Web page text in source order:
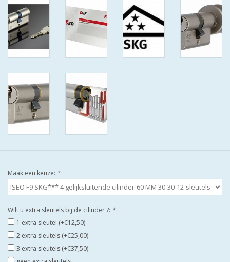
GEWONE SLEUTEL SKG***
ISEO F9 ANTIKERNTREK IN
IEDERE GEWENSTE MAAT MET
CERTIFICAAT SKG***
BOLD ELECTRONISCHE
CILINDERS OPEN JE SLOT MET
TELEFOON OF CLICKER WIFI
KIJK EENS ROND LEUKE
AANBIEDINGEN
DEURSCHILDEN VOOR
BUITEN
Maak een keuze: *
Wilt u extra sleutels bij de cilinder ?: *
1 extra sleutel (+€12,50)
2 extra sleutels (+€25,00)
3 extra sleutels (+€37,50)